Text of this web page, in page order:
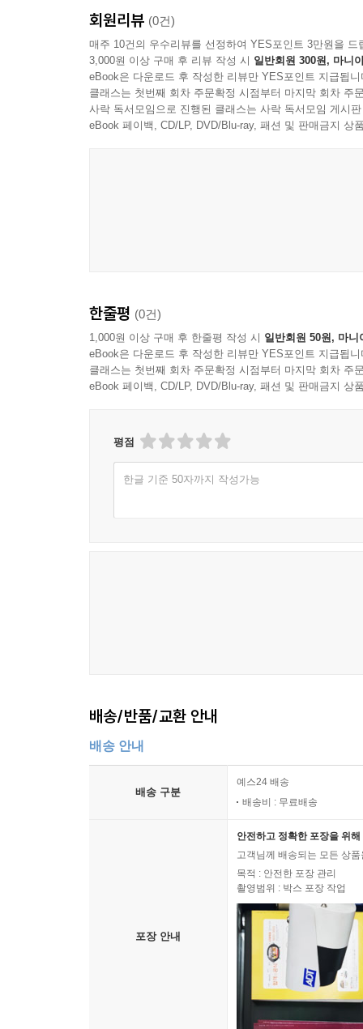
회원리뷰 (0건)
매주 10건의 우수리뷰를 선정하여 YES포인트 3만원을 드
3,000원 이상 구매 후 리뷰 작성 시 일반회원 300원, 마니
eBook은 다운로드 후 작성한 리뷰만 YES포인트 지급됩니
클래스는 첫번째 회차 주문확정 시점부터 마지막 회차 주
사락 독서모임으로 진행된 클래스는 사락 독서모임 게시
eBook 페이백, CD/LP, DVD/Blu-ray, 패션 및 판매금지 상
한줄평 (0건)
1,000원 이상 구매 후 한줄평 작성 시 일반회원 50원, 마니
eBook은 다운로드 후 작성한 리뷰만 YES포인트 지급됩니
클래스는 첫번째 회차 주문확정 시점부터 마지막 회차 주
eBook 페이백, CD/LP, DVD/Blu-ray, 패션 및 판매금지 상
평점
한글 기준 50자까지 작성가능
배송/반품/교환 안내
배송 안내
배송 구분
예스24 배송
배송비 : 무료배송
포장 안내
안전하고 정확한 포장을 위
고객님께 배송되는 모든 상
목적 : 안전한 포장 관리
촬영범위 : 박스 포장 작업